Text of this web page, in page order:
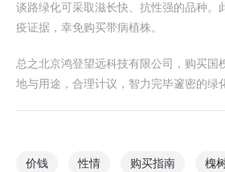
谈路绿化可采取滋长快、抗性强的品种。
疫证据，幸免购买带病植株。
总之北京鸿登望远科技有限公司，购买国
地与用途，合理计议，智力完毕邃密的绿
价钱 性情 购买指南 槐